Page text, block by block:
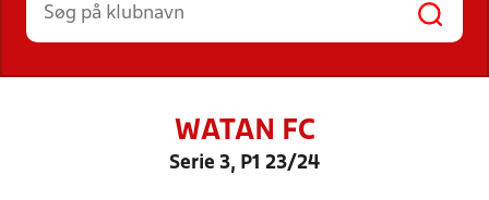
WATAN FC
Serie 3, P1 23/24